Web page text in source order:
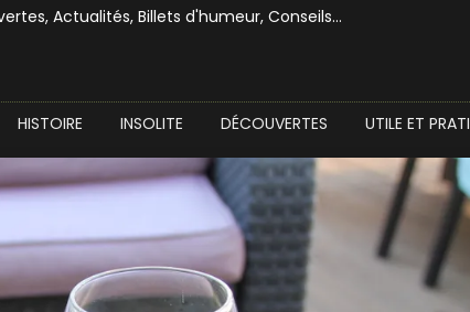
Actualités, Billets d'humeur, Conseils…
HISTOIRE INSOLITE DÉCOUVERTES UTILE ET